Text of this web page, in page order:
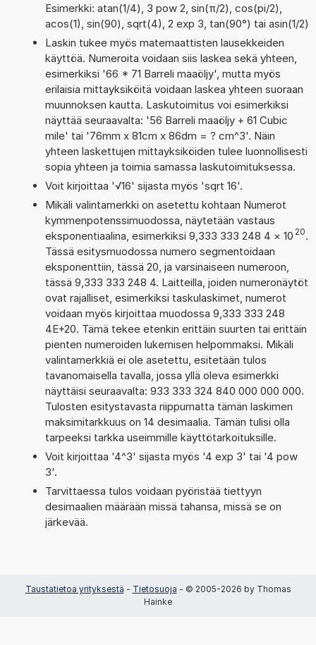
Esimerkki: atan(1/4), 3 pow 2, sin(π/2), cos(pi/2),
acos(1), sin(90), sqrt(4), 2 exp 3, tan(90°) tai asin(1/2)
Laskin tukee myös matemaattisten lausekkeiden
käyttöä. Numeroita voidaan siis laskea sekä yhteen,
esimerkiksi '66 * 71 Barreli maaöljy', mutta myös
erilaisia mittayksiköitä voidaan laskea yhteen suoraan
muunnoksen kautta. Laskutoimitus voi esimerkiksi
näyttää seuraavalta: '56 Barreli maaöljy + 61 Cubic
mile' tai '76mm x 81cm x 86dm = ? cm^3'. Näin
yhteen laskettujen mittayksiköiden tulee luonnollisesti
sopia yhteen ja toimia samassa laskutoimituksessa.
Voit kirjoittaa '√16' sijasta myös 'sqrt 16'.
Mikäli valintamerkki on asetettu kohtaan Numerot
kymmenpotenssimuodossa, näytetään vastaus
eksponentiaalina, esimerkiksi 9,333 333 248 4 × 10 20.
Tässä esitysmuodossa numero segmentoidaan
eksponenttiin, tässä 20, ja varsinaiseen numeroon,
tässä 9,333 333 248 4. Laitteilla, joiden numeronäytöt
ovat rajalliset, esimerkiksi taskulaskimet, numerot
voidaan myös kirjoittaa muodossa 9,333 333 248
4E+20. Tämä tekee etenkin erittäin suurten tai erittäin
pienten numeroiden lukemisen helpommaksi. Mikäli
valintamerkkiä ei ole asetettu, esitetään tulos
tavanomaisella tavalla, jossa yllä oleva esimerkki
näyttäisi seuraavalta: 933 333 324 840 000 000 000.
Tulosten esitystavasta riippumatta tämän laskimen
maksimitarkkuus on 14 desimaalia. Tämän tulisi olla
tarpeeksi tarkka useimmille käyttötarkoituksille.
Voit kirjoittaa '4^3' sijasta myös '4 exp 3' tai '4 pow
3'.
Tarvittaessa tulos voidaan pyöristää tiettyyn
desimaalien määrään missä tahansa, missä se on
järkevää.
Taustatietoa yrityksestä - Tietosuoja - © 2005-2026 by Thomas
Hainke